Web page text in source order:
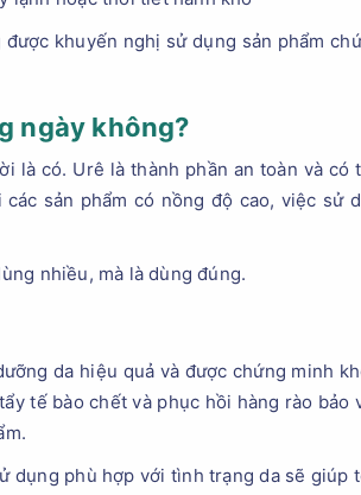
khuyến nghị sử dụng sản phẩm
ngày không?
là có. Urê là thành phần an toàn và
sản phẩm có nồng độ cao, việc sử
nhiều, mà là dùng đúng.
da hiệu quả và được chứng minh
tế bào chết và phục hồi hàng rào
dụng phù hợp với tình trạng da sẽ